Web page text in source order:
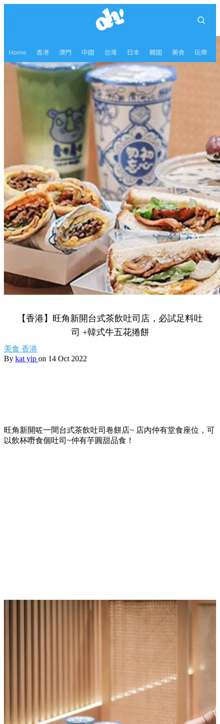
Home 香港 澳門 中國 台灣 日本 韓國 美食 玩樂
【香港】旺角新開台式茶飲吐司店，必試足料吐
司 +韓式牛五花捲餅
美食 香港
By kat yip on 14 Oct 2022
旺角新開咗一間台式茶飲吐司卷餅店~ 店內仲有堂食座位，可
以飲杯嘢食個吐司~仲有芋圓甜品食！